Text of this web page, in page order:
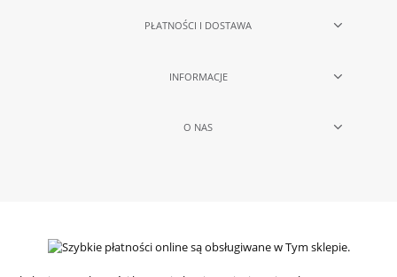
PŁATNOŚCI I DOSTAWA
INFORMACJE
O NAS